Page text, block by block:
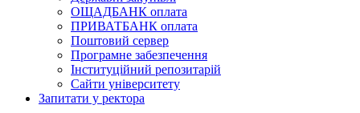
ОЩАДБАНК оплата
ПРИВАТБАНК оплата
Поштовий сервер
Програмне забезпечення
Інституційний репозитарій
Сайти університету
Запитати у ректора